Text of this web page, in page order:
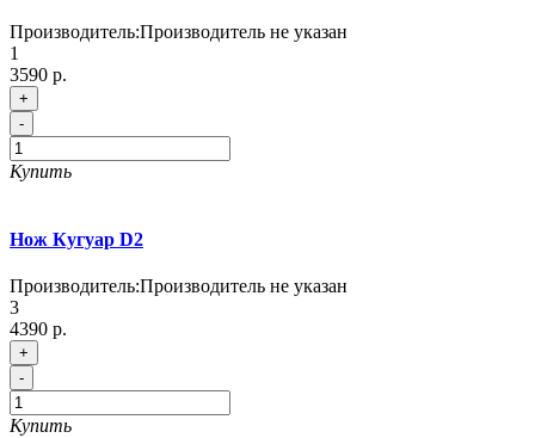
Производитель:Производитель не указан
1
3590 р.
+
-
Купить
Нож Кугуар D2
Производитель:Производитель не указан
3
4390 р.
+
-
Купить